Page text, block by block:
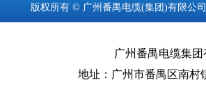
版权所有 © 广州 番禺电缆(集团)有限公
广州番禺电缆集团
地址：广州市番禺区南村